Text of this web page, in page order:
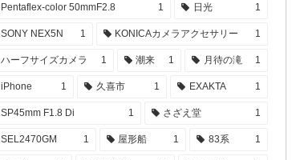
Pentaflex-color 50mmF2.8 1 日光 1
SONY NEX5N 1 KONICAカメラアクセサリー 1
ハーフサイズカメラ 1 潮来 1 月待の滝 1
iPhone 1 久喜市 1 EXAKTA 1
SP45mm F1.8 Di 1 さざえ堂 1
SEL2470GM 1 屋形船 1 83系 1